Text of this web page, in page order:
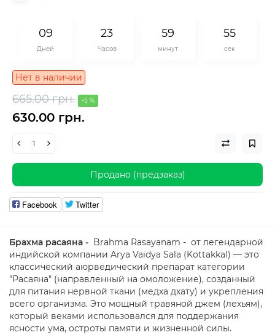
09
Дней
23
Часов
59
минут
55
сек
Нет в наличии
665.00 грн. -5 %
630.00 грн.
Продано (предзаказ)
Facebook Twitter
Брахма расаяна - Brahma Rasayanam - от легендарной
индийской компании Arya Vaidya Sala (Kottakkal) — это
классический аюрведический препарат категории
"Расаяна" (направленный на омоложение), созданный
для питания нервной ткани (медха дхату) и укрепления
всего организма. Это мощный травяной джем (лехьям),
который веками использовался для поддержания
ясности ума, остроты памяти и жизненной силы.